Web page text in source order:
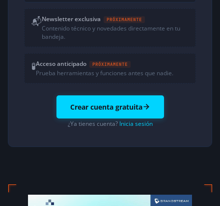
📬Newsletter exclusiva PRÓXIMAMENTE
Contenido técnico y novedades directamente en tu
bandeja.
🧪Acceso anticipado PRÓXIMAMENTE
Prueba herramientas y funciones antes que nadie.
Crear cuenta gratuita
¿Ya tienes cuenta? Inicia sesión